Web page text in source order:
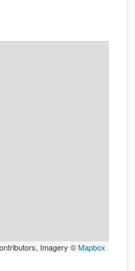
Imagery ©Mapbox